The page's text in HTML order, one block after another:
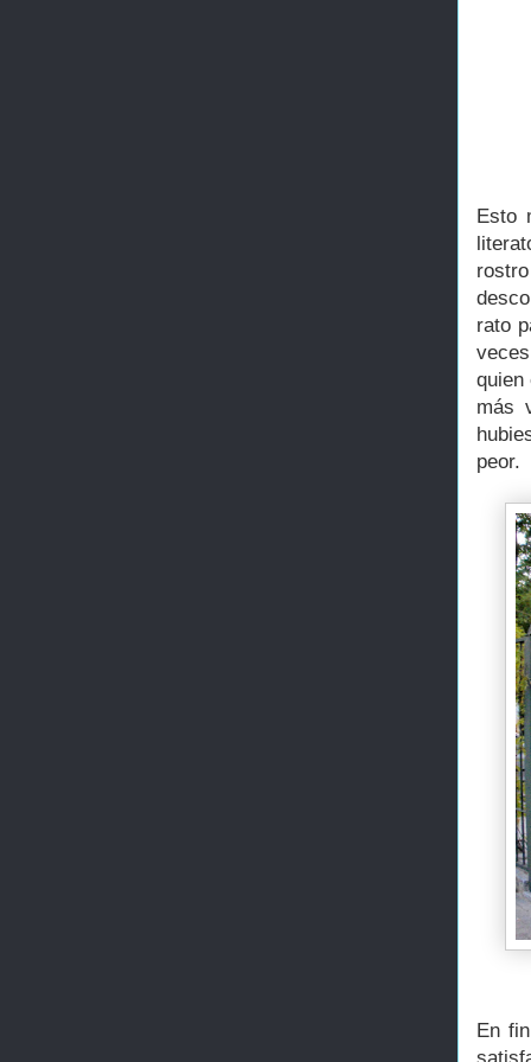
Esto
rato
quien
más
peor.
En